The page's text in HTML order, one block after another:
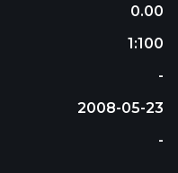
0.00
-
-
1:100
2008-05-23